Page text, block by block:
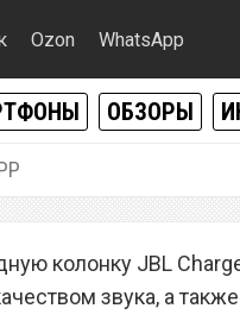
Ozon WhatsApp
ОБЗОРЫ
3
колонку JBL
звука, а также